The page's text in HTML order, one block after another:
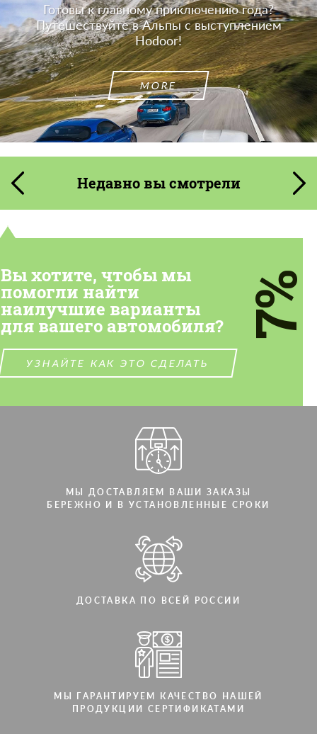
Готовы к главному приключению года?
Путешествуйте в Альпы с выступлением
Hodoor!
MORE
Недавно вы смотрели
Вы хотите, чтобы мы
помогли найти
наилучшие варианты
для вашего автомобиля?
УЗНАЙТЕ КАК ЭТО СДЕЛАТЬ
7%
МЫ ДОСТАВЛЯЕМ ВАШИ ЗАКАЗЫ
БЕРЕЖНО И В УСТАНОВЛЕННЫЕ СРОКИ
ДОСТАВКА ПО ВСЕЙ РОССИИ
МЫ ГАРАНТИРУЕМ КАЧЕСТВО НАШЕЙ
ПРОДУКЦИИ СЕРТИФИКАТАМИ